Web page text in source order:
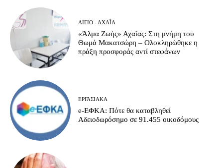
ΑΊΓΙΟ - ΑΧΑΪ́Α
«Άλμα Ζωής» Αχαΐας: Στη μνήμη του
Θωμά Μακατσώρη – Ολοκληρώθηκε η
πράξη προσφοράς αντί στεφάνων
ΕΡΓΑΣΙΑΚΆ
e-ΕΦΚΑ: Πότε θα καταβληθεί
Αδειοδωρόσημο σε 91.455 οικοδόμους